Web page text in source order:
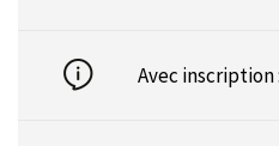
Avec inscription :